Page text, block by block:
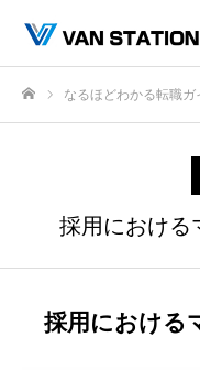
なるほどわかる転職ガ
採用における
採用における